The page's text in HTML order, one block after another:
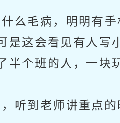
毛病，明明有手
是这会看见有人写
半个班的人，一块
到老师讲重点的